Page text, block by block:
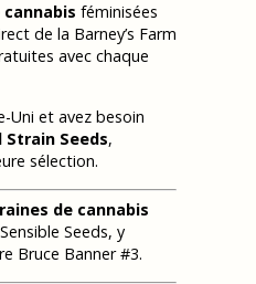
féminisées
de la Barney’s Farm
avec chaque
Uni et avez besoin
Strain Seeds,
sélection.
de cannabis
Seeds, y
Bruce Banner #3.